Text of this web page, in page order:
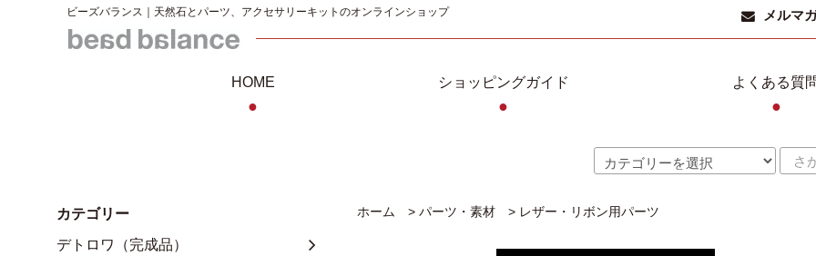
ビーズバランス｜天然石とパーツ、アクセサリーキットのオンラインショップ メルマ
HOME
●
ショッピングガイド
●
よくある質
●
ホーム > パーツ・素材 > レザー・リボン用パーツ
カテゴリー
デトロワ（完成品）